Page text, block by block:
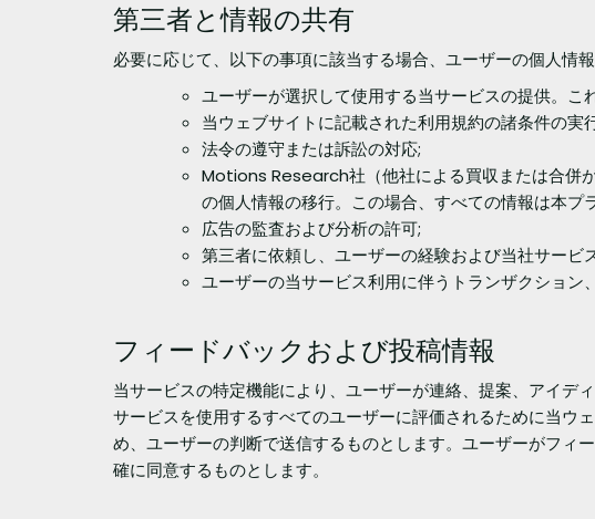
第三者と情報の共有
必要に応じて、以下の事項に該当する場合、ユーザーの個人情
ユーザーが選択して使用する当サービスの提供。こ
当ウェブサイトに記載された利用規約の諸条件の実
法令の遵守または訴訟の対応;
Motions Research社（他社による買収または合併
の個人情報の移行。この場合、すべての情報は本プ
広告の監査および分析の許可;
第三者に依頼し、ユーザーの経験および当社サービ
ユーザーの当サービス利用に伴うトランザクション
フィードバックおよび投稿情報
当サービスの特定機能により、ユーザーが連絡、提案、アイデ
サービスを使用するすべてのユーザーに評価されるために当ウ
め、ユーザーの判断で送信するものとします。ユーザーがフィ
確に同意するものとします。